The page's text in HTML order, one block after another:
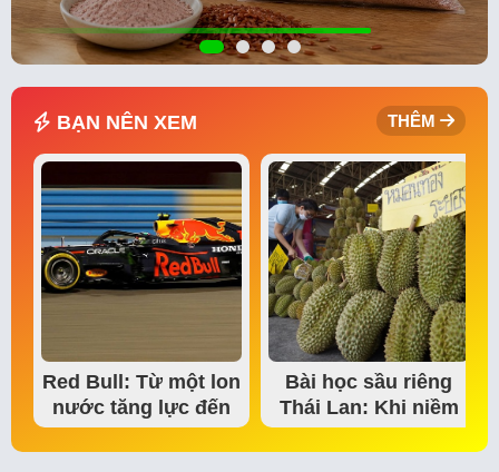
BẠN NÊN XEM THÊM
Red Bull: Từ một lon
nước tăng lực đến
đế chế thể…
Bài học sầu riêng
Thái Lan: Khi niềm
tin thị trường bắt…